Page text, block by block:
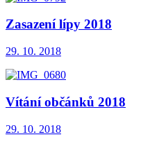
Zasazení lípy 2018
29. 10. 2018
Vítání občánků 2018
29. 10. 2018